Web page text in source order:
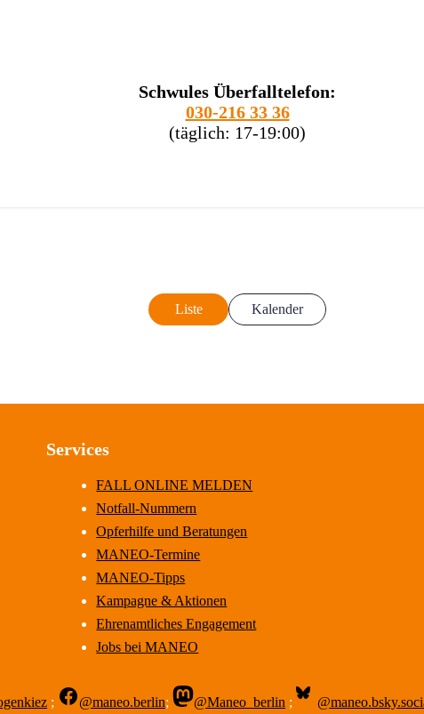
Schwules Überfalltelefon:
030-216 33 36
(täglich: 17-19:00)
Liste Kalender
Services
FALL ONLINE MELDEN
Notfall-Nummern
Opferhilfe und Beratungen
MANEO-Termine
MANEO-Tipps
Kampagne & Aktionen
Ehrenamtliches Engagement
Jobs bei MANEO
; @maneo.berlin; @Maneo_berlin ;